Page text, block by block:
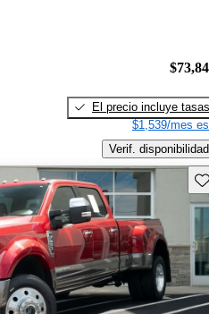
El precio incluye tasas
$1,539/mes
Verif. disponibilidad